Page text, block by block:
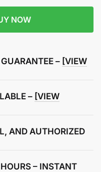
NOW
– [VIEW
– [VIEW
AND AUTHORIZED
– INSTANT